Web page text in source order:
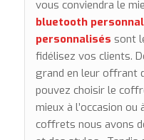
vous conviendra le
bluetooth
personnalisés sont
fidélisez vos clients.
grand en leur offrant
pouvez choisir le
mieux à l’occasion
coffrets nous avons